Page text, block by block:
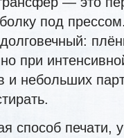
под
при
и небольших
способ печати,